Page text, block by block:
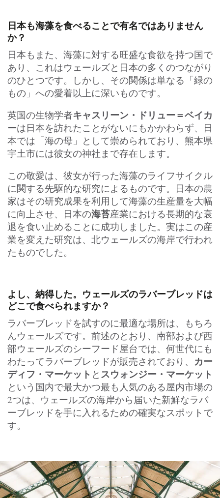
日本も海藻を食べることで有名ではありません
か？
日本もまた、海藻に対する旺盛な食欲を持つ国で
あり、これはウェールズと日本の多くのつながり
のひとつです。しかし、その関係は単なる「緑の
もの」への愛着以上に深いものです。
英国の生物学者キャスリーン・ドリュー＝ベイカ
ーは日本を訪れたことがないにもかかわらず、日
本では「海の母」として崇められており、熊本県
宇土市には彼女の神社まで存在します。
この敬愛は、彼女が行った海藻のライフサイクル
に関する先駆的な研究によるものです。日本の農
家はその研究成果を利用して海藻の生産量を大幅
に向上させ、日本の海苔産業における長期的な衰
退を食い止めることに成功しました。実はこの産
業を変えた研究は、北ウェールズの海岸で行われ
たものでした。
よし、納得した。ウェールズのラバーブレッドは
どこで食べられますか？
ラバーブレッドを試すのに最適な場所は、もちろ
んウェールズです。前述のとおり、南部および西
部ウェールズのシーフード屋台では、何世代にも
わたってラバーブレッドが販売されており、 カー
ディフ・マーケット と スウォンジー・マーケット
という国内で最大かつ最も人気のある屋内市場の
2つは、ウェールズの海岸から届いた新鮮なラバ
ーブレッドを手に入れるための確実なスポットで
す。